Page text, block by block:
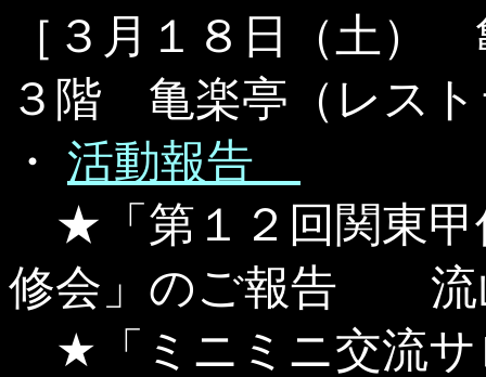
［３月１８日（土
３階 亀楽亭（レス
・ 活動報告
★「第１２回関東甲
修会」のご報告 流
★「ミニミニ交流サ